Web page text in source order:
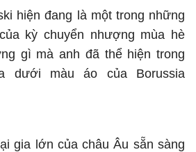
hiện đang là một trong những
kỳ chuyển nhượng mùa hè
gì mà anh đã thể hiện trong
dưới màu áo của Borussia
gia lớn của châu Âu sẵn sàng